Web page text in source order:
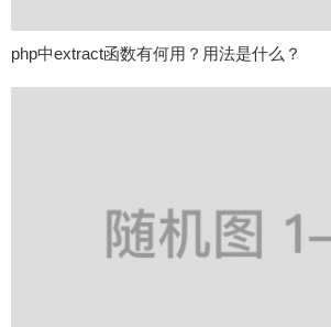
php中extract函数有何用？用法是什么？